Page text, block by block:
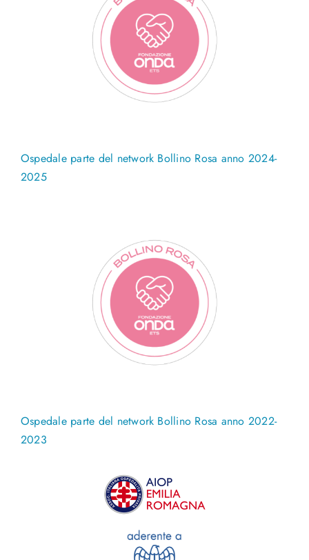
Ospedale parte del network Bollino Rosa anno 2024-
2025
Ospedale parte del network Bollino Rosa anno 2022-
2023